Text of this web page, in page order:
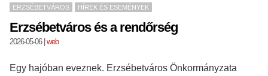
ERZSÉBETVÁROS HÍREK ÉS ESEMÉNYEK
Erzsébetváros és a rendőrség
2026-05-06|web
Egy hajóban eveznek. Erzsébetváros Önkormányzata